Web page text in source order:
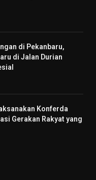
di Pekanbaru,
di Jalan Durian
Konferda
Gerakan Rakyat yang